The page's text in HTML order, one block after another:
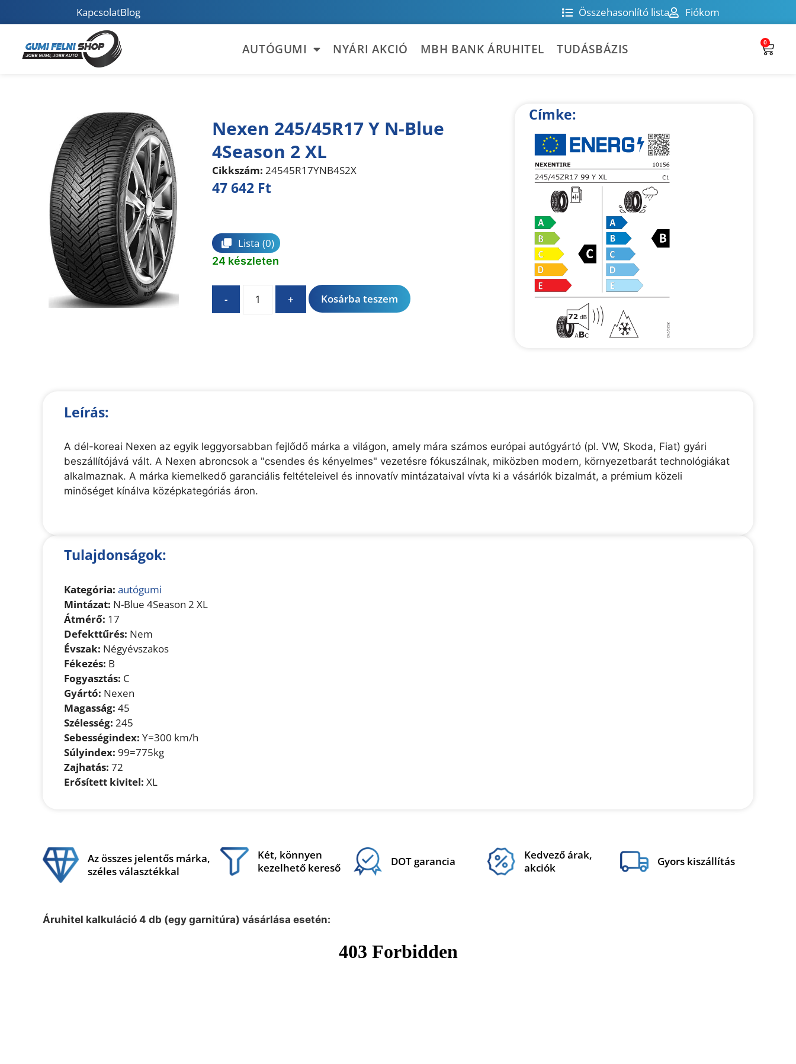
KapcsolatBlog Összehasonlító lista Fiókom
AUTÓGUMI NYÁRI AKCIÓ MBH BANK ÁRUHITEL TUDÁSBÁZIS 0
Nexen 245/45R17 Y N-Blue
4Season 2 XL
Cikkszám: 24545R17YNB4S2X
47 642 Ft
Lista (0)
24 készleten
- + Kosárba teszem
e
:
Címke:
Leírás:
A dél-koreai Nexen az egyik leggyorsabban fejlődő márka a világon, amely mára számos európai autógyártó (pl. VW, Skoda, Fiat) gyári
beszállítójává vált. A Nexen abroncsok a "csendes és kényelmes" vezetésre fókuszálnak, miközben modern, környezetbarát technológiákat
alkalmaznak. A márka kiemelkedő garanciális feltételeivel és innovatív mintázataival vívta ki a vásárlók bizalmát, a prémium közeli
minőséget kínálva középkategóriás áron.
Tulajdonságok:
Kategória: autógumi
Mintázat: N-Blue 4Season 2 XL
Átmérő: 17
Defekttűrés: Nem
Évszak: Négyévszakos
Fékezés: B
Fogyasztás: C
Gyártó: Nexen
Magasság: 45
Szélesség: 245
Sebességindex: Y=300 km/h
Súlyindex: 99=775kg
Zajhatás: 72
Erősített kivitel: XL
Az összes jelentős márka,
széles választékkal
Két, könnyen
kezelhető kereső
DOT garancia
Kedvező árak,
akciók
Gyors kiszállítás
Áruhitel kalkuláció 4 db (egy garnitúra) vásárlása esetén: